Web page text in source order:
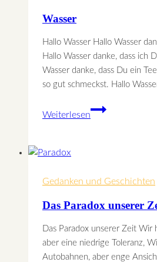
Wasser
Hallo Wasser Hallo Wasser
Hallo Wasser danke, dass ich
Wasser danke, dass Du ein
so gut schmeckst. Hallo
Weiterlesen
Wasser
Gedanken und Geschichten
Das Paradox unserer
Das Paradox unserer Zeit Wir
aber eine niedrige Toleranz,
Autobahnen, aber enge